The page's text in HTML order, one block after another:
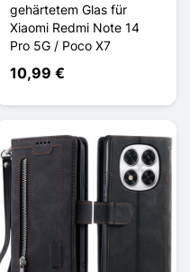
gehärtetem Glas für
Xiaomi Redmi Note 14
Pro 5G / Poco X7
10,99 €